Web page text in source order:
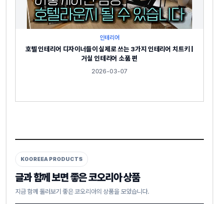
인테리어
호텔 인테리어 디자이너들이 실제로 쓰는 3가지 인테리어 치트키 |
거실 인테리어 소품 편
2026-03-07
KOOREEA PRODUCTS
글과 함께 보면 좋은 코오리아 상품
지금 함께 둘러보기 좋은 코오리아의 상품을 모았습니다.